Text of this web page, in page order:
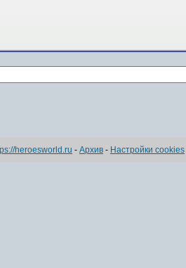
heroesworld.ru - Архив - Настройки cookies